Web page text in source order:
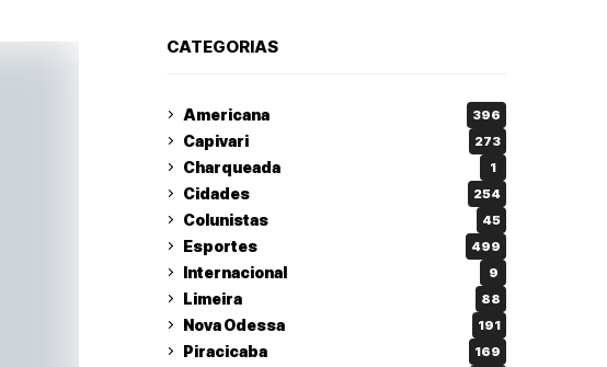
CATEGORIAS
Americana 396
Capivari 273
Charqueada 1
Cidades 254
Colunistas 45
Esportes 499
Internacional 9
Limeira 88
Nova Odessa 191
Piracicaba 169